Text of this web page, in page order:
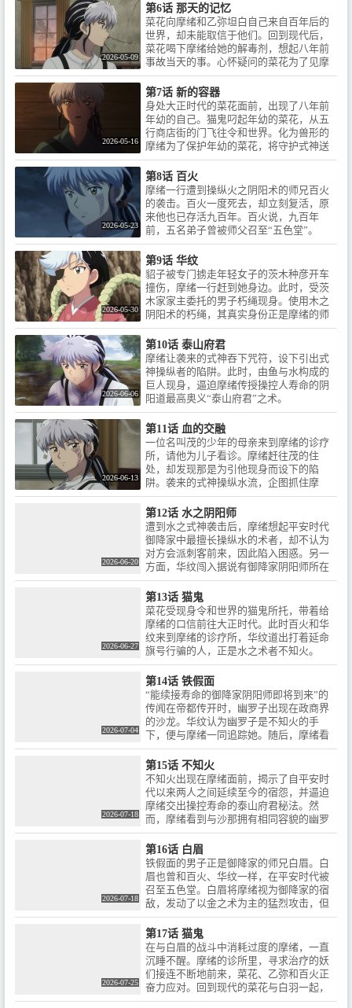
中学生の少女、黄葉菜花（きば
なのか）。幼い頃、家族と事故
に巻き込まれ、自分だけが生き
残った。ある日、菜花が事故現
場となった商店街の門をくぐる
と、妖（あやかし）の蔓延（は
びこ）る大正時代に迷い込んで
しまう。摩緒と出会った菜花は
――「おまえ、妖だろう。」摩
緒にそう告げられ、自身の異変
に気付く菜花。二人には、同じ
“呪い”がかけられていた――!!摩
緒と菜花は、連鎖する“呪い”に
立ち向かっていく！高橋留美子
の最新作『MAO』、待望のアニ
メ化！没入型ダークファンタジ
ー×時代（とき）を越えるタイム
スリップミステリー、いよいよ
開幕！【それは、時代(とき)を喰
らう“呪い”】原作／高橋留美子
「MAO」（小学館「週刊少年サ
ンデー」連載）©高橋留美子／小
学館／「MAO」製作委員会
（きばなのか）。幼い頃、家族
と事故に巻き込まれ、自分だけ
が生き残った。ある日、菜花が
事故現場となった商店街の門を
くぐると、妖（あやかし）の蔓
込んでしまう。摩緒と出会った
菜花は――「おまえ、妖だろ
う。」摩緒にそう告げられ、自
身の異変に気付く菜花。二人に
は、同じ“呪い”がかけられてい
た――!!摩緒と菜花は、連鎖する
“呪い”に立ち向かっていく！没
入型ダークファンタジー×時代
（とき）を越えるタイムスリッ
プミステリー、いよいよ開幕！
【それは、時代を喰らう“呪
い”】――――――――――原作
／高橋留美子「MAO」（小学館
「週刊少年サンデー」連載）©高
橋留美子／小学館／「MAO」製
作委員会
2026-05-09
第6话 那天的记忆
菜花向摩绪和乙弥坦白自己来自百年后的
世界，却未能取信于他们。回到现代后，
菜花喝下摩绪给她的解毒剂，想起八年前
事故当天的事。心怀疑问的菜花为了见摩
绪，再次前往大正时代……
2026-05-16
第7话 新的容器
身处大正时代的菜花面前，出现了八年前
年幼的自己。猫鬼叼起年幼的菜花，从五
行商店街的门飞往令和世界。化为兽形的
摩绪为了保护年幼的菜花，将守护式神送
往现代，随后失去了意识。
2026-05-23
第8话 百火
摩绪一行遭到操纵火之阴阳术的师兄百火
的袭击。百火一度死去，却立刻复活，原
来他也已存活九百年。百火说，九百年
前，五名弟子曾被师父召至“五色堂”。
2026-05-30
第9话 华纹
貂子被专门掳走年轻女子的茨木种彦开车
撞伤，摩绪一行赶到她身边。此时，受茨
木家家主委托的男子朽绳现身。使用木之
阴阳术的朽绳，其真实身份正是摩绪的师
兄华纹。
2026-06-06
第10话 泰山府君
摩绪让袭来的式神吞下咒符，设下引出式
神操纵者的陷阱。此时，由鱼与水构成的
巨人现身，逼迫摩绪传授操控人寿命的阴
阳道最高奥义“泰山府君”之术。
2026-06-13
第11话 血的交融
一位名叫茂的少年的母亲来到摩绪的诊疗
所，请他为儿子看诊。摩绪赶往茂的住
处，却发现那是为引他现身而设下的陷
阱。袭来的式神操纵水流，企图抓住摩
绪。
2026-06-20
第12话 水之阴阳师
遭到水之式神袭击后，摩绪想起平安时代
御降家中最擅长操纵水的术者，却不认为
对方会派刺客前来，因此陷入困惑。另一
方面，华纹闯入据说有御降家阴阳师所在
的海上神殿，与不知火重逢。
2026-06-27
第13话 猫鬼
菜花受现身令和世界的猫鬼所托，带着给
摩绪的口信前往大正时代。此时百火和华
纹来到摩绪的诊疗所，华纹道出打着延命
旗号行骗的人，正是水之术者不知火。
2026-07-04
第14话 铁假面
“能续接寿命的御降家阴阳师即将到来”的
传闻在帝都传开时，幽罗子出现在政商界
的沙龙。华纹认为幽罗子是不知火的手
下，便与摩绪一同追踪她。随后，摩绪看
见幽罗子的脸，震惊不已。
2026-07-18
第15话 不知火
不知火出现在摩绪面前，揭示了自平安时
代以来两人之间延续至今的宿怨，并逼迫
摩绪交出操控寿命的泰山府君秘法。然
而，摩绪看到与沙那拥有相同容貌的幽罗
子竟是不知火的手下，不禁怒形于色。
2026-07-18
第16话 白眉
铁假面的男子正是御降家的师兄白眉。白
眉也曾和百火、华纹一样，在平安时代被
召至五色堂。白眉将摩绪视为御降家的宿
敌，发动了以金之术为主的猛烈攻击，但
摩绪化为兽形，陷入暴走。
2026-07-25
第17话 猫鬼
在与白眉的战斗中消耗过度的摩绪，一直
沉睡不醒。摩绪的诊所里，寻求治疗的妖
们接连不断地前来，菜花、乙弥和百火正
奋力应对。回到现代的菜花与白羽一起，
开始调查阴阳道与猫之间的关系。